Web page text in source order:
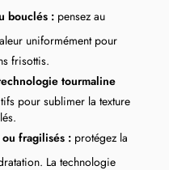
bouclés : pensez au
uniformément pour
frisottis.
tourmaline
pour sublimer la texture
fragilisés : protégez la
La technologie